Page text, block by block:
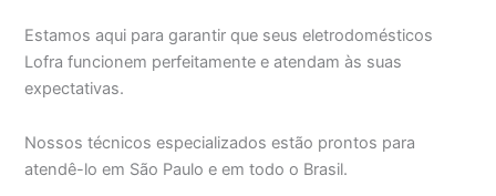
Estamos aqui para garantir que seus eletrodomésticos
Lofra funcionem perfeitamente e atendam às suas
expectativas.
Nossos técnicos especializados estão prontos para
atendê-lo em São Paulo e em todo o Brasil.